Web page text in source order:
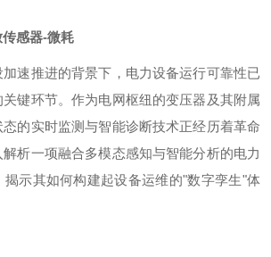
感器-微耗
速推进的背景下，电力设备运行可靠性已
键环节。作为电网枢纽的变压器及其附属
的实时监测与智能诊断技术正经历着革命
析一项融合多模态感知与智能分析的电力
揭示其如何构建起设备运维的"数字孪生"体